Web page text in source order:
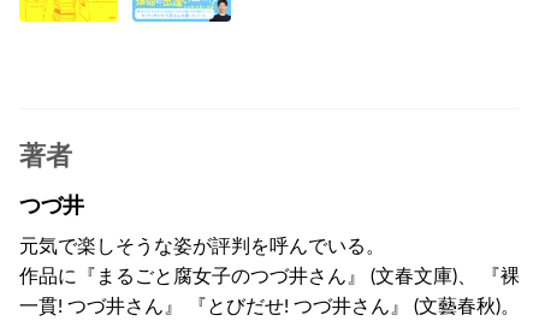
著者
つづ井
元気で楽しそうな姿が評判を呼んでいる。
作品に『まるごと腐女子のつづ井さん』 (文春文庫)、 『裸
一貫! つづ井さん』 『とびだせ! つづ井さん』 (文藝春秋)。